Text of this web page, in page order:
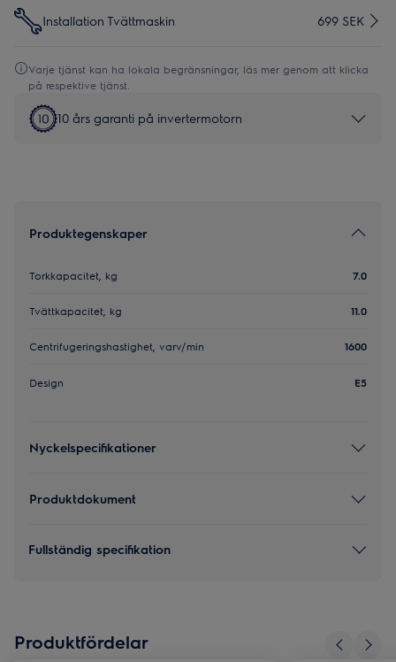
Installation Tvättmaskin 699 SEK
Varje tjänst kan ha lokala begränsningar, läs mer genom att klicka
på respektive tjänst.
10 års garanti på invertermotorn
Produktegenskaper
Torkkapacitet, kg 7.0
Tvättkapacitet, kg 11.0
Centrifugeringshastighet, varv/min 1600
Design E5
Nyckelspecifikationer
Produktdokument
Fullständig specifikation
Produktfördelar